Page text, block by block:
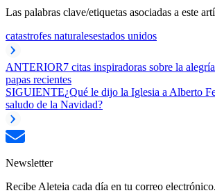
Las palabras clave/etiquetas asociadas a este
catastrofes naturalesestados unidos
ANTERIOR7 citas inspiradoras sobre la
papas recientes
SIGUIENTE¿Qué le dijo la Iglesia a Alberto
saludo de la Navidad?
Newsletter
Recibe Aleteia cada día en tu correo electrónico.